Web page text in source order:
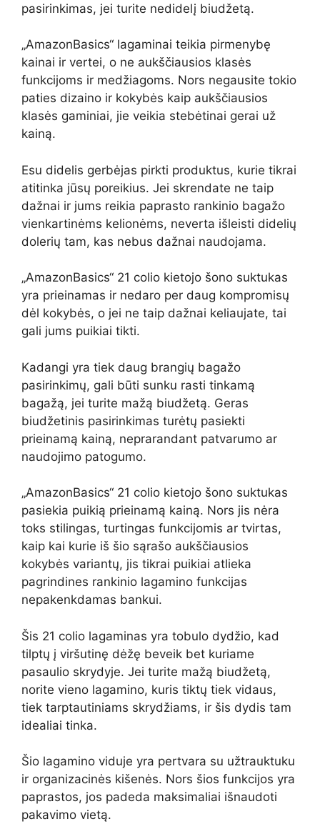
pasirinkimas, jei turite nedidelį biudžetą.
„AmazonBasics“ lagaminai teikia pirmenybę
kainai ir vertei, o ne aukščiausios klasės
funkcijoms ir medžiagoms. Nors negausite tokio
paties dizaino ir kokybės kaip aukščiausios
klasės gaminiai, jie veikia stebėtinai gerai už
kainą.
Esu didelis gerbėjas pirkti produktus, kurie tikrai
atitinka jūsų poreikius. Jei skrendate ne taip
dažnai ir jums reikia paprasto rankinio bagažo
vienkartinėms kelionėms, neverta išleisti didelių
dolerių tam, kas nebus dažnai naudojama.
„AmazonBasics“ 21 colio kietojo šono suktukas
yra prieinamas ir nedaro per daug kompromisų
dėl kokybės, o jei ne taip dažnai keliaujate, tai
gali jums puikiai tikti.
Kadangi yra tiek daug brangių bagažo
pasirinkimų, gali būti sunku rasti tinkamą
bagažą, jei turite mažą biudžetą. Geras
biudžetinis pasirinkimas turėtų pasiekti
prieinamą kainą, neprarandant patvarumo ar
naudojimo patogumo.
„AmazonBasics“ 21 colio kietojo šono suktukas
pasiekia puikią prieinamą kainą. Nors jis nėra
toks stilingas, turtingas funkcijomis ar tvirtas,
kaip kai kurie iš šio sąrašo aukščiausios
kokybės variantų, jis tikrai puikiai atlieka
pagrindines rankinio lagamino funkcijas
nepakenkdamas bankui.
Šis 21 colio lagaminas yra tobulo dydžio, kad
tilptų į viršutinę dėžę beveik bet kuriame
pasaulio skrydyje. Jei turite mažą biudžetą,
norite vieno lagamino, kuris tiktų tiek vidaus,
tiek tarptautiniams skrydžiams, ir šis dydis tam
idealiai tinka.
Šio lagamino viduje yra pertvara su užtrauktuku
ir organizacinės kišenės. Nors šios funkcijos yra
paprastos, jos padeda maksimaliai išnaudoti
pakavimo vietą.